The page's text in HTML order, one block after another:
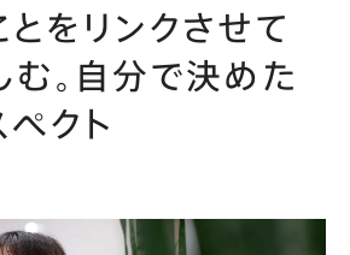
をリンクさせて
。自分で決めた
クト